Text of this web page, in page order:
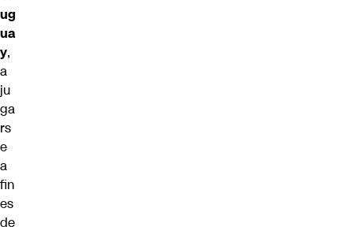
ug
ua
y,
a
ju
ga
rs
e
a
fin
es
de